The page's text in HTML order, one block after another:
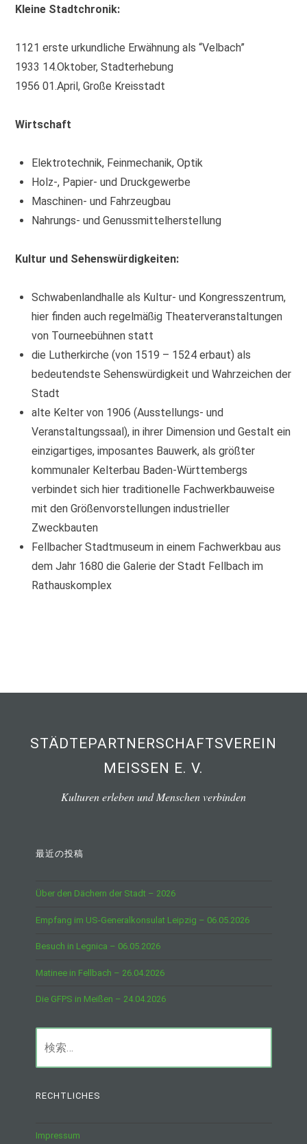
Kleine Stadtchronik:
1121 erste urkundliche Erwähnung als “Velbach”
1933 14.Oktober, Stadterhebung
1956 01.April, Große Kreisstadt
Wirtschaft
Elektrotechnik, Feinmechanik, Optik
Holz-, Papier- und Druckgewerbe
Maschinen- und Fahrzeugbau
Nahrungs- und Genussmittelherstellung
Kultur und Sehenswürdigkeiten:
Schwabenlandhalle als Kultur- und Kongresszentrum,
hier finden auch regelmäßig Theaterveranstaltungen
von Tourneebühnen statt
die Lutherkirche (von 1519 – 1524 erbaut) als
bedeutendste Sehenswürdigkeit und Wahrzeichen der
Stadt
alte Kelter von 1906 (Ausstellungs- und
Veranstaltungssaal), in ihrer Dimension und Gestalt ein
einzigartiges, imposantes Bauwerk, als größter
kommunaler Kelterbau Baden-Württembergs
verbindet sich hier traditionelle Fachwerkbauweise
mit den Größenvorstellungen industrieller
Zweckbauten
Fellbacher Stadtmuseum in einem Fachwerkbau aus
dem Jahr 1680 die Galerie der Stadt Fellbach im
Rathauskomplex
STÄDTEPARTNERSCHAFTSVEREIN
MEISSEN E. V.
Kulturen erleben und Menschen verbinden
最近の投稿
Über den Dächern der Stadt – 2026
Empfang im US-Generalkonsulat Leipzig – 06.05.2026
Besuch in Legnica – 06.05.2026
Matinee in Fellbach – 26.04.2026
Die GFPS in Meißen – 24.04.2026
索:
RECHTLICHES
Impressum